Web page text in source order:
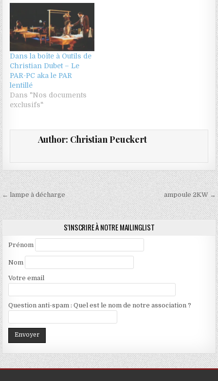
Dans la boîte à Outils de
Christian Dubet – Le
PAR-PC aka le PAR
lentillé
Dans "Nos documents
exclusifs"
Author: Christian Peuckert
Navigation
de
l’article
← lampe à décharge ampoule 2KW →
S’INSCRIRE À NOTRE MAILINGLIST
Prénom
Nom
Votre email
Question anti-spam : Quel est le nom de notre association ?